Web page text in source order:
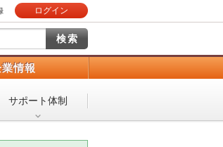
ログイン
情報
サポート体制